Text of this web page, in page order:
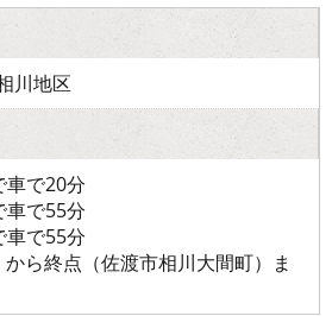
川地区
車で20分
車で55分
車で55分
ら終点（佐渡市相川大間町）ま